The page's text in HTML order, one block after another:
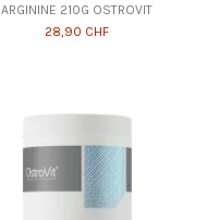
ARGININE 210G OSTROVIT
28,90 CHF